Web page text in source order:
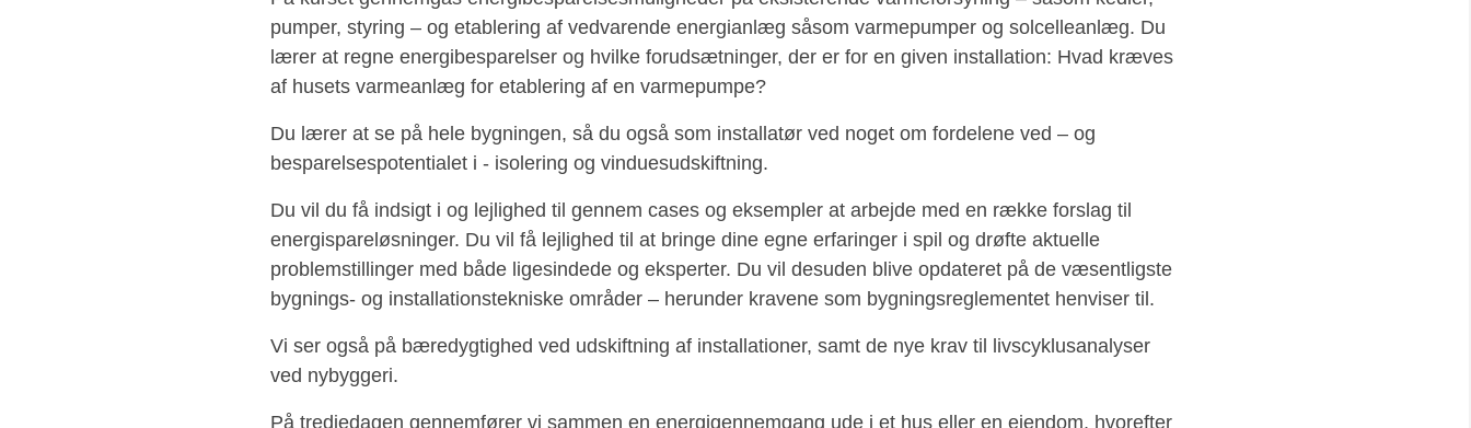
pumper, styring – og etablering af vedvarende energianlæg såsom varmepumper og solcelleanlæg. Du
lærer at regne energibesparelser og hvilke forudsætninger, der er for en given installation: Hvad kræves
af husets varmeanlæg for etablering af en varmepumpe?
Du lærer at se på hele bygningen, så du også som installatør ved noget om fordelene ved – og
besparelsespotentialet i - isolering og vinduesudskiftning.
Du vil du få indsigt i og lejlighed til gennem cases og eksempler at arbejde med en række forslag til
energispareløsninger. Du vil få lejlighed til at bringe dine egne erfaringer i spil og drøfte aktuelle
problemstillinger med både ligesindede og eksperter. Du vil desuden blive opdateret på de væsentligste
bygnings- og installationstekniske områder – herunder kravene som bygningsreglementet henviser til.
Vi ser også på bæredygtighed ved udskiftning af installationer, samt de nye krav til livscyklusanalyser
ved nybyggeri.
På tredjedagen gennemfører vi sammen en energigennemgang ude i et hus eller en ejendom, hvorefter